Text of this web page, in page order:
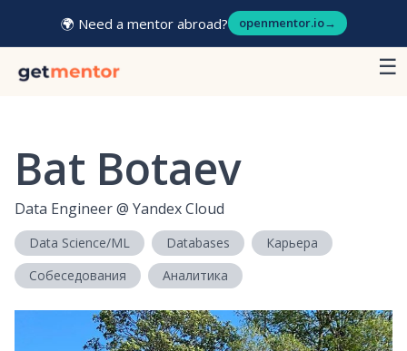
🌍 Need a mentor abroad? openmentor.io→
☰
Bat Botaev
Data Engineer@ Yandex Cloud
Data Science/ML Databases
Карьера
Собеседования
Аналитика